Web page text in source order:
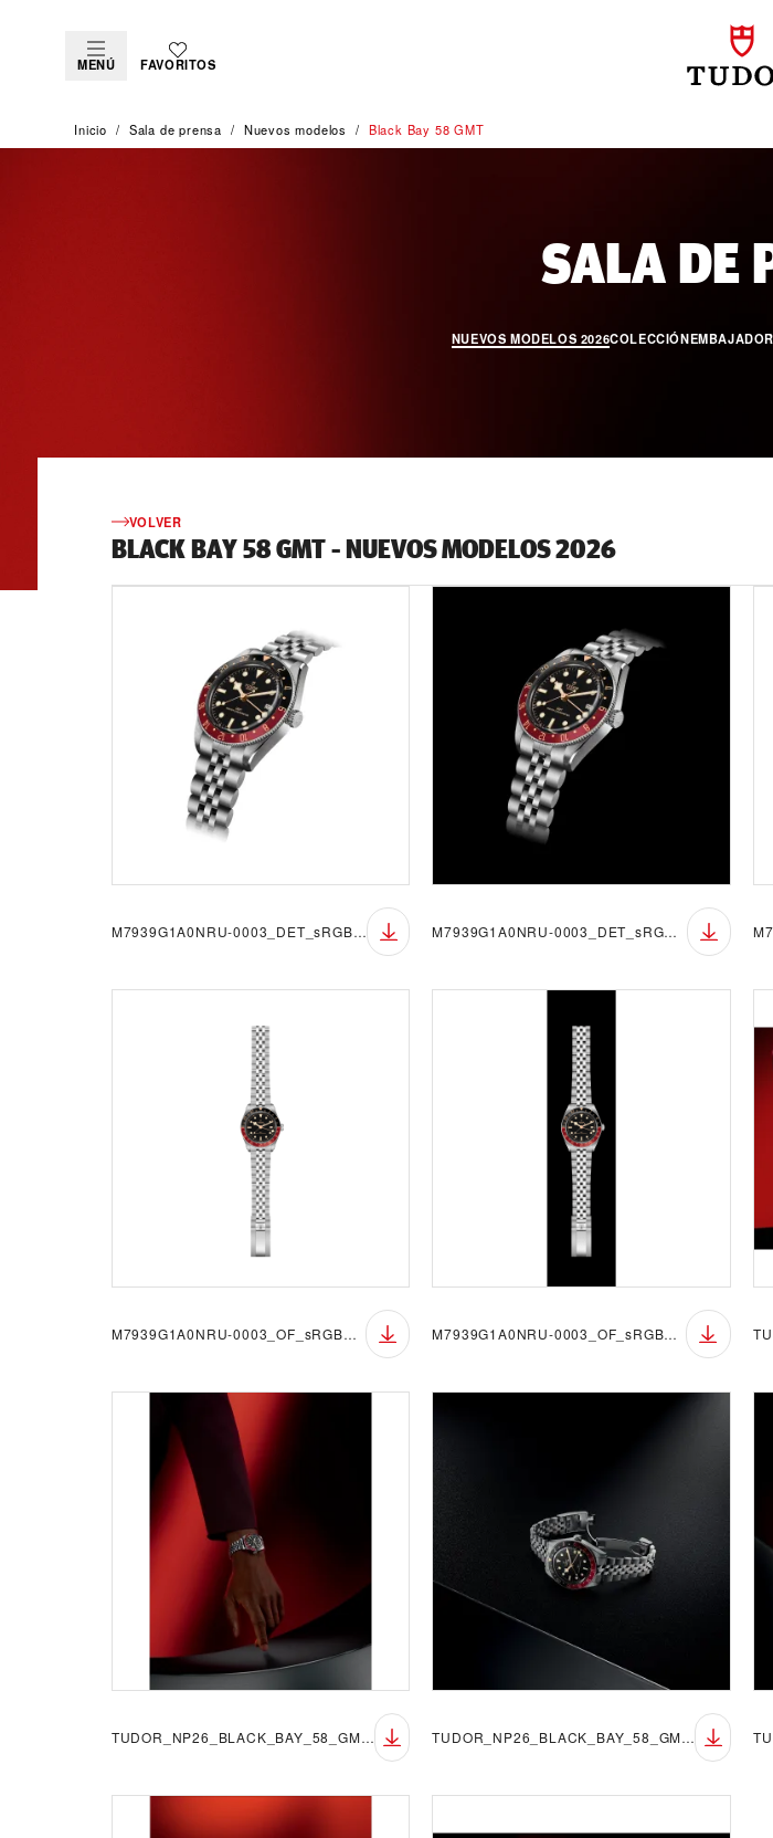
MENÚ FAVORITOS
Inicio Sala de prensa Nuevos modelos Black Bay 58 GMT
SALA DE
NUEVOS MODELOS 2026COLECCIÓN
VOLVER
BLACK BAY 58 GMT - NUEVOS MODELOS 2026
M7939G1A0NRU-0003_DET_sRGB_BGW M7939G1A0NRU-0003_DET_sRGB_BGB
M7939G1A0NRU-0003_OF_sRGB_BGW M7939G1A0NRU-0003_OF_sRGB_BGB
TUDOR_NP26_BLACK_BAY_58_GMT_LIFESTYLE_3 TUDOR_NP26_BLACK_BAY_58_GMT_LIFESTYLE_4